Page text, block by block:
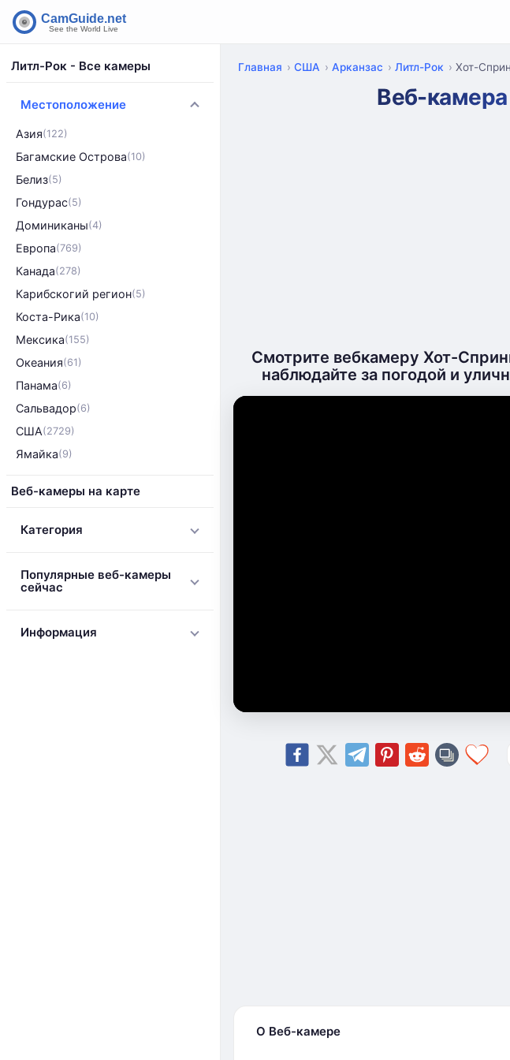
Литл-Рок - Все камеры
Местоположение
Азия(122)
Багамские Острова(10)
Белиз(5)
Гондурас(5)
Доминиканы(4)
Европа(769)
Канада(278)
Карибскогий регион(5)
Коста-Рика(10)
Мексика(155)
Океания(61)
Панама(6)
Сальвадор(6)
США(2729)
Ямайка(9)
Веб-камеры на карте
Категория
Популярные веб-камеры
сейчас
Информация
Главная США Арканзас Литл-Рок Хот-
Веб-
Смотрите вебкамеру Хот-
наблюдайте за погодой и
О Веб-камере